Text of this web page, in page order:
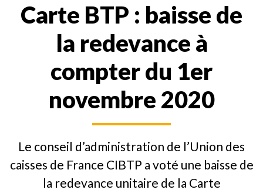
Carte BTP : baisse de
la redevance à
compter du 1er
novembre 2020
Le conseil d’administration de l’Union des
caisses de France CIBTP a voté une baisse de
la redevance unitaire de la Carte